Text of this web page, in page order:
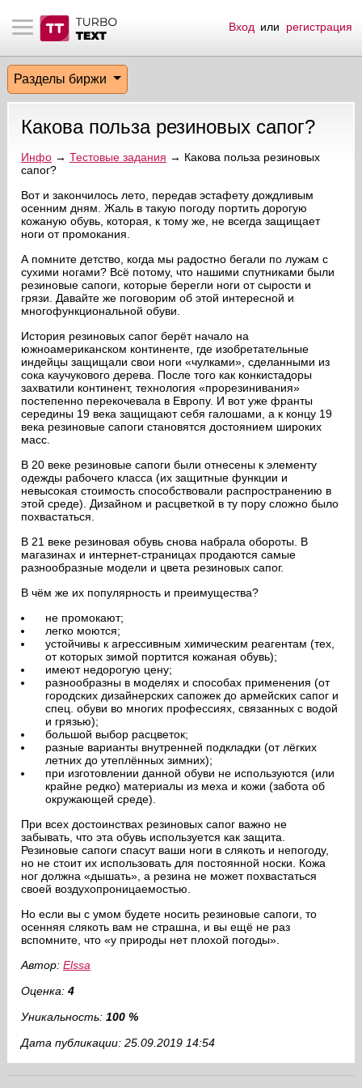
материалы
биржи
эфир
на сайте
пользователей
сообщения
по форуму
Вход или регистрация
Разделы биржи
Какова польза резиновых сапог?
Инфо→ Тестовые задания → Какова польза резиновых
сапог?
Вот и закончилось лето, передав эстафету дождливым
осенним дням. Жаль в такую погоду портить дорогую
кожаную обувь, которая, к тому же, не всегда защищает
ноги от промокания.
А помните детство, когда мы радостно бегали по лужам с
сухими ногами? Всё потому, что нашими спутниками были
резиновые сапоги, которые берегли ноги от сырости и
грязи. Давайте же поговорим об этой интересной и
многофункциональной обуви.
История резиновых сапог берёт начало на
южноамериканском континенте, где изобретательные
индейцы защищали свои ноги «чулками», сделанными из
сока каучукового дерева. После того как конкистадоры
захватили континент, технология «прорезинивания»
постепенно перекочевала в Европу. И вот уже франты
середины 19 века защищают себя галошами, а к концу 19
века резиновые сапоги становятся достоянием широких
масс.
В 20 веке резиновые сапоги были отнесены к элементу
одежды рабочего класса (их защитные функции и
невысокая стоимость способствовали распространению в
этой среде). Дизайном и расцветкой в ту пору сложно было
похвастаться.
В 21 веке резиновая обувь снова набрала обороты. В
магазинах и интернет-страницах продаются самые
разнообразные модели и цвета резиновых сапог.
В чём же их популярность и преимущества?
не промокают;
легко моются;
устойчивы к агрессивным химическим реагентам (тех,
от которых зимой портится кожаная обувь);
имеют недорогую цену;
разнообразны в моделях и способах применения (от
городских дизайнерских сапожек до армейских сапог и
спец. обуви во многих профессиях, связанных с водой
и грязью);
большой выбор расцветок;
разные варианты внутренней подкладки (от лёгких
летних до утеплённых зимних);
при изготовлении данной обуви не используются (или
крайне редко) материалы из меха и кожи (забота об
окружающей среде).
При всех достоинствах резиновых сапог важно не
забывать, что эта обувь используется как защита.
Резиновые сапоги спасут ваши ноги в слякоть и непогоду,
но не стоит их использовать для постоянной носки. Кожа
ног должна «дышать», а резина не может похвастаться
своей воздухопроницаемостью.
Но если вы с умом будете носить резиновые сапоги, то
осенняя слякоть вам не страшна, и вы ещё не раз
вспомните, что «у природы нет плохой погоды».
Автор: Elssa
Оценка: 4
Уникальность: 100 %
Дата публикации: 25.09.2019 14:54